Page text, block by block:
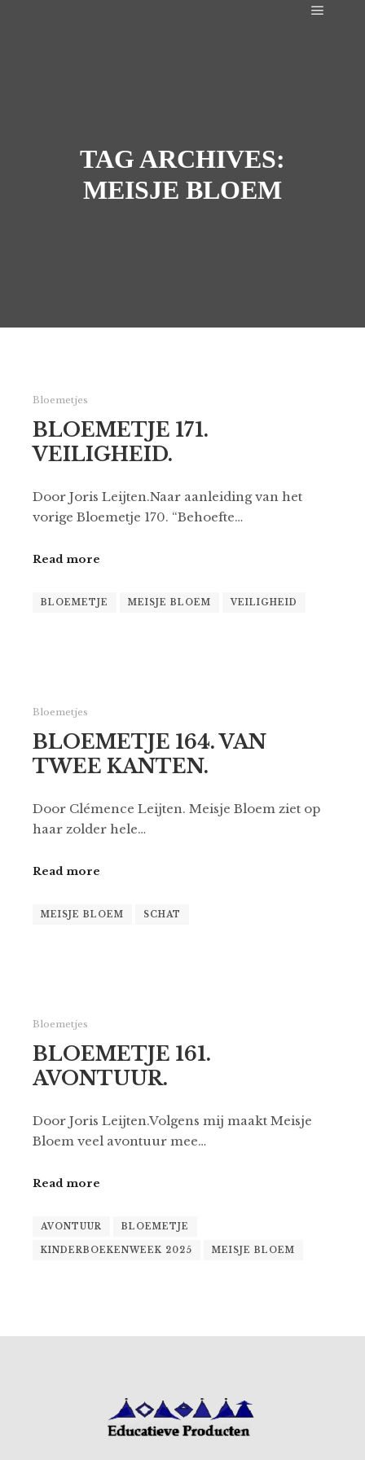
TAG ARCHIVES:
MEISJE BLOEM
Bloemetjes
BLOEMETJE 171.
VEILIGHEID.
Door Joris Leijten.Naar aanleiding van het
vorige Bloemetje 170. “Behoefte…
Read more
BLOEMETJE MEISJE BLOEM VEILIGHEID
Bloemetjes
BLOEMETJE 164. VAN
TWEE KANTEN.
Door Clémence Leijten. Meisje Bloem ziet op
haar zolder hele…
Read more
MEISJE BLOEM SCHAT
Bloemetjes
BLOEMETJE 161.
AVONTUUR.
Door Joris Leijten.Volgens mij maakt Meisje
Bloem veel avontuur mee…
Read more
AVONTUUR BLOEMETJE
KINDERBOEKENWEEK 2025 MEISJE BLOEM